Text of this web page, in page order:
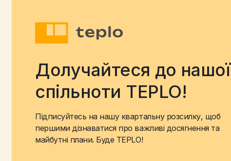
Долучайтеся до нашої
спільноти TEPLO!
Підписуйтесь на нашу квартальну розсилку, щоб
першими дізнаватися про важливі досягнення та
майбутні плани. Буде TEPLO!